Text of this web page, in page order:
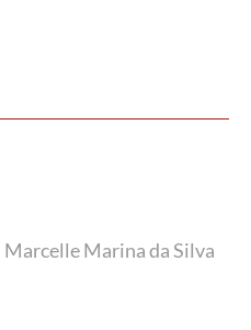
Marcelle Marina da Silva